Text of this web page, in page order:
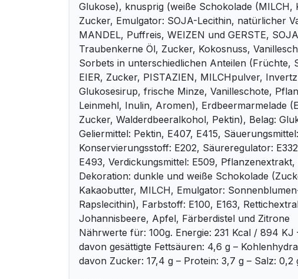
Glukose), knusprig (weiße Schokolade (MILCH,
Zucker, Emulgator: SOJA-Lecithin, natürlicher
MANDEL, Puffreis, WEIZEN und GERSTE,
Traubenkerne Öl, Zucker, Kokosnuss,
Sorbets in unterschiedlichen Anteilen (Früchte,
EIER, Zucker, PISTAZIEN, MILCHpulver,
Glukosesirup, frische Minze, Vanilleschote,
Leinmehl, Inulin, Aromen), Erdbeermarmelade
Zucker, Walderdbeeralkohol, Pektin), Belag:
Geliermittel: Pektin, E407, E415,
Konservierungsstoff: E202, Säureregulator:
E493, Verdickungsmittel: E509,
Dekoration: dunkle und weiße Schokolade
Kakaobutter, MILCH, Emulgator:
Rapslecithin), Farbstoff: E100, E163,
Johannisbeere, Apfel, Färberdistel und Zitrone
Nährwerte für: 100g. Energie: 231 Kcal / 894 KJ
davon gesättigte Fettsäuren: 4,6 g –
davon Zucker: 17,4 g – Protein: 3,7 g – Salz: 0,2